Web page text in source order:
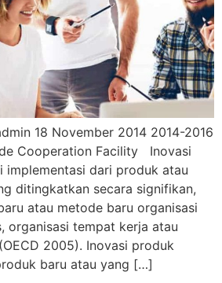
18 November 2014 2014-2016
Cooperation Facility Inovasi
implementasi dari produk atau
ditingkatkan secara signifikan,
atau metode baru organisasi
organisasi tempat kerja atau
2005). Inovasi produk
baru atau yang […]